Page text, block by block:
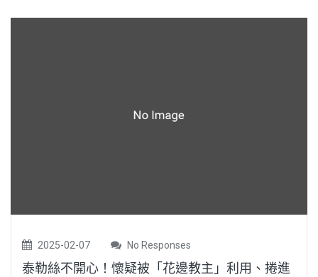
2025-02-07 No Responses
泰勒絲不開心！懷疑被「花邊教主」利用、捲進